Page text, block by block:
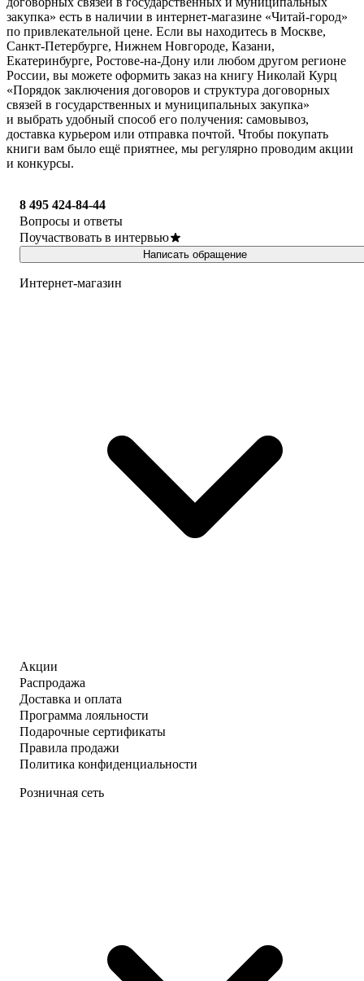
закупка» есть в наличии в интернет-магазине «Читай-город»
по привлекательной цене. Если вы находитесь в Москве,
Санкт-Петербурге, Нижнем Новгороде, Казани,
Екатеринбурге, Ростове-на-Дону или любом другом регионе
России, вы можете оформить заказ на книгу Николай Курц
«Порядок заключения договоров и структура договорных
связей в государственных и муниципальных закупка»
и выбрать удобный способ его получения: самовывоз,
доставка курьером или отправка почтой. Чтобы покупать
книги вам было ещё приятнее, мы регулярно проводим акции
и конкурсы.
8 495 424-84-44
Вопросы и ответы
Поучаствовать в интервью
Написать обращение
Интернет-магазин
Акции
Распродажа
Доставка и оплата
Программа лояльности
Подарочные сертификаты
Правила продажи
Политика конфиденциальности
Розничная сеть